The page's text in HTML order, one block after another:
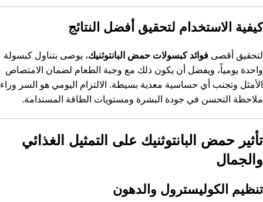
كيفية الاستخدام لتحقيق أفضل النتائج
لتحقيق أقصى فوائد كبسولات حمض البانتوثنيك، يوصى بتناول كبسولة
واحدة يومياً، ويفضل أن يكون ذلك مع وجبة الطعام لضمان الامتصاص
الأمثل وتجنب أي حساسية معدية بسيطة. الالتزام اليومي هو السر وراء
ملاحظة التحسن في جودة البشرة ومستويات الطاقة المستدامة.
تأثير حمض البانتوثنيك على التمثيل الغذائي
والجمال
تنظيم الكوليسترول والدهون